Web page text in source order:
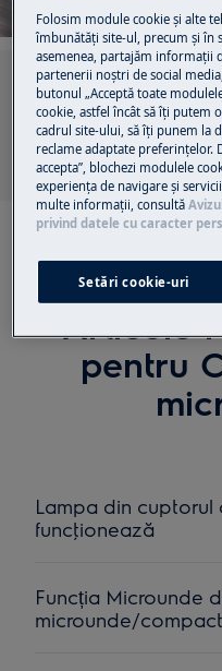
Caută printre
Articole
pentru
Lampa din cuptorul
funcţionează
Funcția Microunde
microunde/
Folosim module cookie și alte
îmbunătăţi site-ul, precum și în
asemenea, partajăm informaţii
partenerii noștri de social
butonul „Acceptă toate
cookie, astfel încât să îţi putem
cadrul site-ului, să îţi punem la
reclame adaptate preferinţelor.
accepta”, blochezi modulele
experienţa de navigare și
multe informaţii, consultă
privind datele cu caracter
Setări cookie-uri